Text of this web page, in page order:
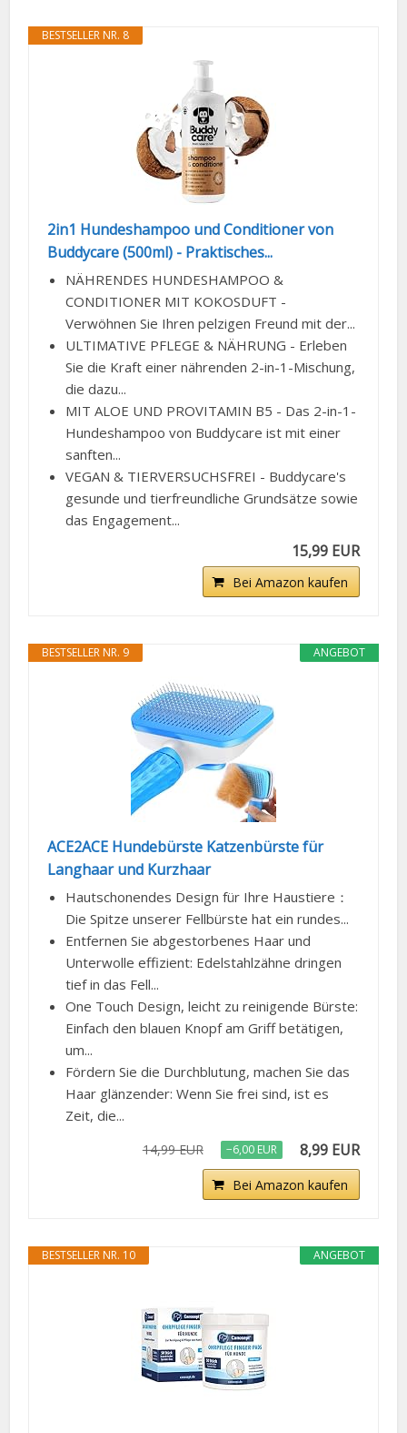
2in1 Hundeshampoo und Conditioner von
NÄHRENDES HUNDESHAMPOO &
CONDITIONER MIT KOKOSDUFT -
Verwöhnen Sie Ihren pelzigen Freund mit der...
ULTIMATIVE PFLEGE & NÄHRUNG - Erleben
Sie die Kraft einer nährenden 2-in-1-Mischung,
die dazu...
MIT ALOE UND PROVITAMIN B5 - Das 2-in-1-
Hundeshampoo von Buddycare ist mit einer
sanften...
VEGAN & TIERVERSUCHSFREI - Buddycare's
gesunde und tierfreundliche Grundsätze sowie
das Engagement...
Bei Amazon kaufen
ACE2ACE Hundebürste Katzenbürste für
Hautschonendes Design für Ihre Haustiere：
Die Spitze unserer Fellbürste hat ein rundes...
Entfernen Sie abgestorbenes Haar und
Unterwolle effizient: Edelstahlzähne dringen
tief in das Fell...
One Touch Design, leicht zu reinigende Bürste:
Einfach den blauen Knopf am Griff betätigen,
um...
Fördern Sie die Durchblutung, machen Sie das
Haar glänzender: Wenn Sie frei sind, ist es
Zeit, die...
Bei Amazon kaufen